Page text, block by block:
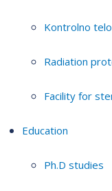
Kontrolno telo
Radiation
Facility for
Education
Ph.D studies